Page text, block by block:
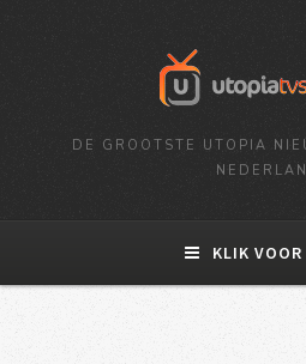
DE GROOTSTE UTOPIA
KLIK VOOR